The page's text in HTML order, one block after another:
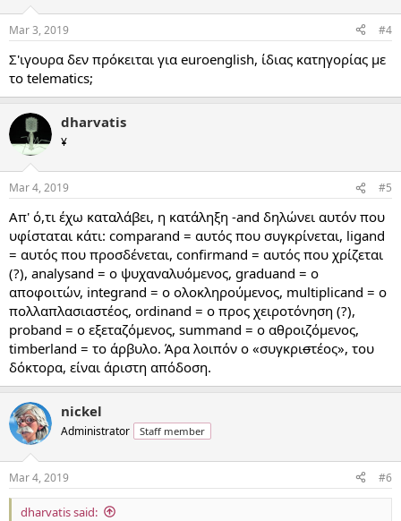
Mar 3, 2019 #4
Σ'ιγουρα δεν πρόκειται για euroenglish, ίδιας κατηγορίας με
το telematics;
dharvatis
¥
Mar 4, 2019 #5
Απ' ό,τι έχω καταλάβει, η κατάληξη -and δηλώνει αυτόν που
υφίσταται κάτι: comparand = αυτός που συγκρίνεται, ligand
= αυτός που προσδένεται, confirmand = αυτός που χρίζεται
(?), analysand = ο ψυχαναλυόμενος, graduand = ο
αποφοιτών, integrand = ο ολοκληρούμενος, multiplicand = ο
πολλαπλασιαστέος, ordinand = ο προς χειροτόνηση (?),
proband = ο εξεταζόμενος, summand = ο αθροιζόμενος,
timberland = το άρβυλο. Άρα λοιπόν ο «συγκριστέος», του
δόκτορα, είναι άριστη απόδοση.
nickel
Administrator Staff member
Mar 4, 2019 #6
dharvatis said: